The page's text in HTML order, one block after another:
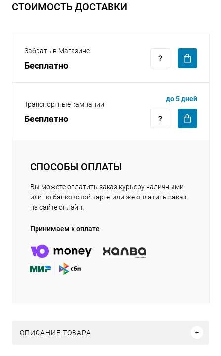
СТОИМОСТЬ ДОСТАВКИ
Забрать в Магазине
Бесплатно
Транспортные кампании
Бесплатно
до 5 дней
СПОСОБЫ ОПЛАТЫ
Вы можете оплатить заказ курьеру наличными
или по банковской карте, или же оплатить заказ
на сайте онлайн.
Принимаем к оплате
ОПИСАНИЕ ТОВАРА